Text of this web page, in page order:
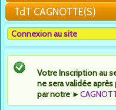
TdT CAGNOTTE(S)
Connexion au site
Votre Inscription au
ne sera validée
par notre ►